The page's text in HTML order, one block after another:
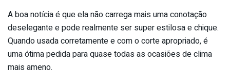
A boa notícia é que ela não carrega mais uma conotação
deselegante e pode realmente ser super estilosa e chique.
Quando usada corretamente e com o corte apropriado, é
uma ótima pedida para quase todas as ocasiões de clima
mais ameno.